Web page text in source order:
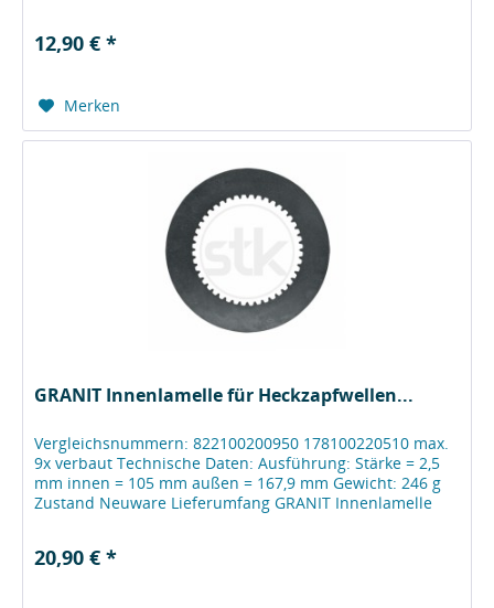
12,90 € *
Merken
GRANIT Innenlamelle für Heckzapfwellen...
Vergleichsnummern: 822100200950 178100220510 max.
9x verbaut Technische Daten: Ausführung: Stärke = 2,5
mm innen = 105 mm außen = 167,9 mm Gewicht: 246 g
Zustand Neuware Lieferumfang GRANIT Innenlamelle
20,90 € *